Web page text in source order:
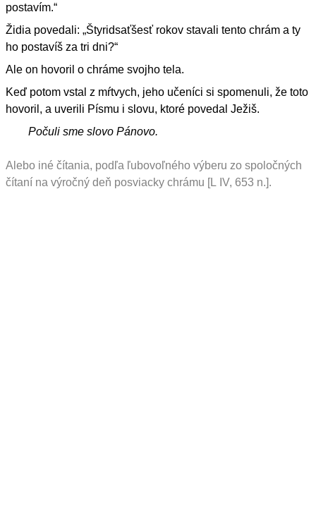
postavím.“
Židia povedali: „Štyridsaťšesť rokov stavali tento chrám a ty
ho postavíš za tri dni?“
Ale on hovoril o chráme svojho tela.
Keď potom vstal z mŕtvych, jeho učeníci si spomenuli, že toto
hovoril, a uverili Písmu i slovu, ktoré povedal Ježiš.
Počuli sme slovo Pánovo.
Alebo iné čítania, podľa ľubovoľného výberu zo spoločných
čítaní na výročný deň posviacky chrámu [L IV, 653 n.].